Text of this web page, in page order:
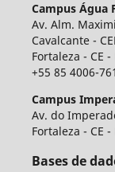
Campus Água
Av. Alm.
Cavalcante -
Fortaleza - CE
+55 85 4006-
Campus
Av. do
Fortaleza - CE
Bases de